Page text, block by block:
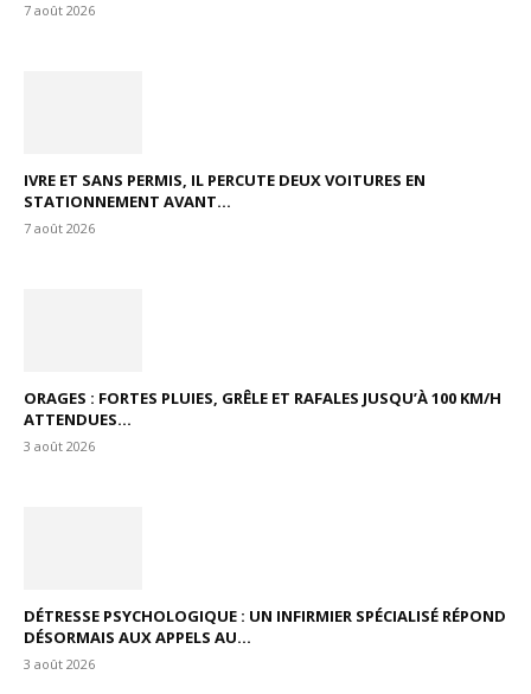
7 août 2026
IVRE ET SANS PERMIS, IL PERCUTE DEUX VOITURES EN
STATIONNEMENT AVANT...
7 août 2026
ORAGES : FORTES PLUIES, GRÊLE ET RAFALES JUSQU’À 100 KM/H
ATTENDUES...
3 août 2026
DÉTRESSE PSYCHOLOGIQUE : UN INFIRMIER SPÉCIALISÉ RÉPOND
DÉSORMAIS AUX APPELS AU...
3 août 2026